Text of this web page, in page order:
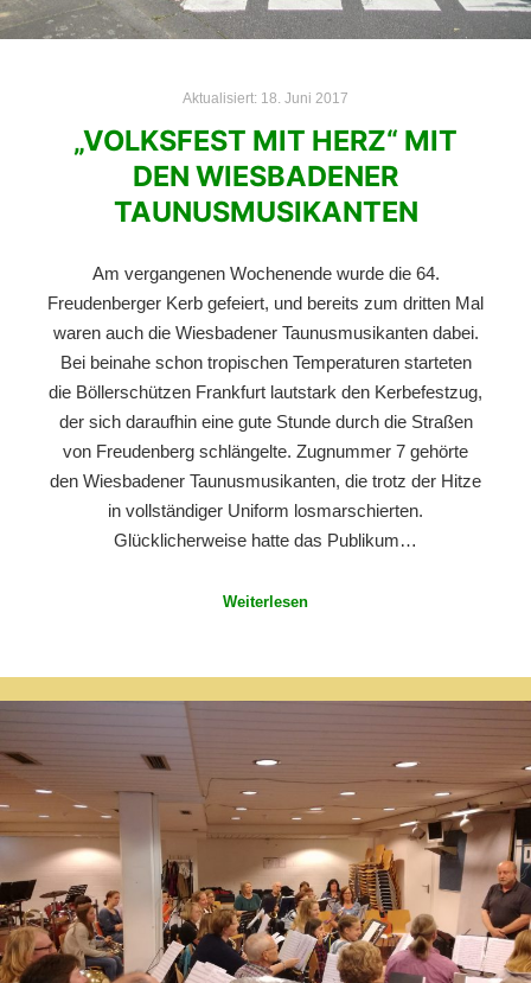
Aktualisiert: 18. Juni 2017
„VOLKSFEST MIT HERZ“ MIT
DEN WIESBADENER
TAUNUSMUSIKANTEN
Am vergangenen Wochenende wurde die 64.
Freudenberger Kerb gefeiert, und bereits zum dritten Mal
waren auch die Wiesbadener Taunusmusikanten dabei.
Bei beinahe schon tropischen Temperaturen starteten
die Böllerschützen Frankfurt lautstark den Kerbefestzug,
der sich daraufhin eine gute Stunde durch die Straßen
von Freudenberg schlängelte. Zugnummer 7 gehörte
den Wiesbadener Taunusmusikanten, die trotz der Hitze
in vollständiger Uniform losmarschierten.
Glücklicherweise hatte das Publikum…
Weiterlesen